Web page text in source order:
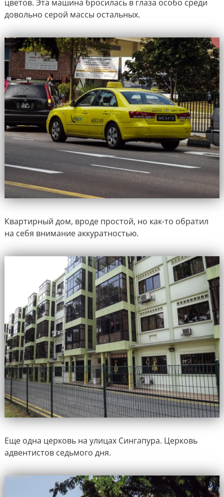
цветов. Эта машина бросилась в глаза особо среди
довольно серой массы остальных.
Квартирный дом, вроде простой, но как-то обратил
на себя внимание аккуратностью.
Еще одна церковь на улицах Сингапура. Церковь
адвентистов седьмого дня.